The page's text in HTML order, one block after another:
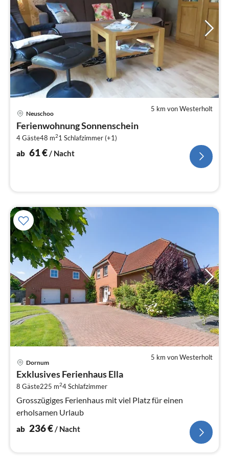
5 km von Westerholt
Neuschoo
Ferienwohnung Sonnenschein
4 Gäste48 m21 Schlafzimmer (+1)
ab 61€/ Nacht
5 km von Westerholt
Dornum
Exklusives Ferienhaus Ella
8 Gäste225 m24Schlafzimmer
Grosszügiges Ferienhaus mit viel Platz für einen
erholsamen Urlaub
ab 236€/ Nacht